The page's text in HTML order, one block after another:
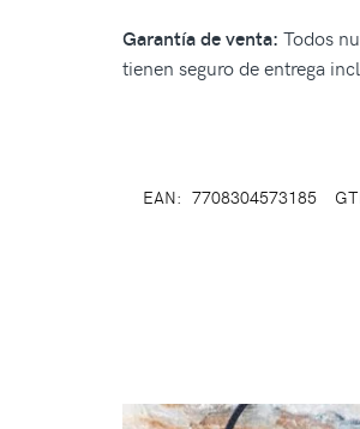
Garantía de venta: Todos
tienen seguro de entrega
EAN: 7708304573185